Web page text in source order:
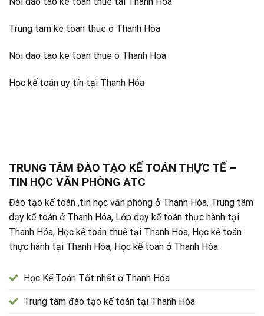
Trung tam ke toan thue o Thanh Hoa
Noi dao tao ke toan thue o Thanh Hoa
Học kế toán uy tín tại Thanh Hóa
TRUNG TÂM ĐÀO TẠO KẾ TOÁN THỰC TẾ –
TIN HỌC VĂN PHÒNG ATC
Đào tạo kế toán ,tin học văn phòng ở Thanh Hóa, Trung tâm
dạy kế toán ở Thanh Hóa, Lớp dạy kế toán thực hành tại
Thanh Hóa, Học kế toán thuế tại Thanh Hóa, Học kế toán
thực hành tại Thanh Hóa, Học kế toán ở Thanh Hóa.
Học Kế Toán Tốt nhất ở Thanh Hóa
Trung tâm đào tạo kế toán tại Thanh Hóa